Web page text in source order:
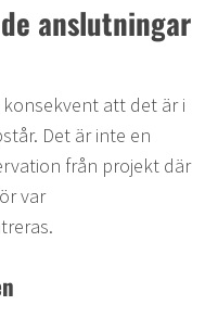
anslutningar
att det är i
Det är inte en
från projekt där
var